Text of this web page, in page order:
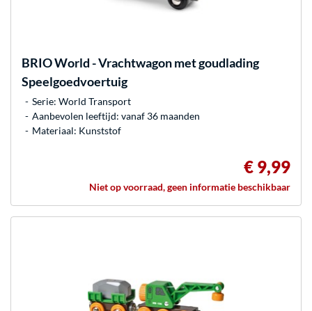
BRIOWorld - Vrachtwagon met goudlading
Speelgoedvoertuig
Serie: World Transport
Aanbevolen leeftijd: vanaf 36 maanden
Materiaal: Kunststof
€ 9,99
Niet op voorraad, geen informatie beschikbaar